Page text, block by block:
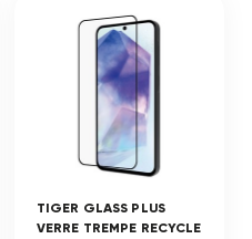
TIGER GLASS PLUS
VERRE TREMPE RECYCLE